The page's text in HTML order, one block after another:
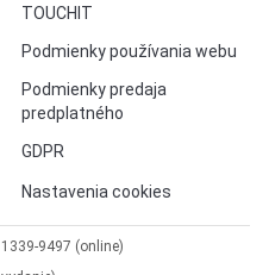
TOUCHIT
Podmienky používania webu
Podmienky predaja
predplatného
GDPR
Nastavenia cookies
9497 (online)